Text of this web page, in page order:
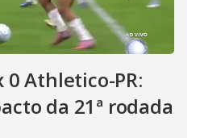
Athletico-PR:
da 21ª rodada